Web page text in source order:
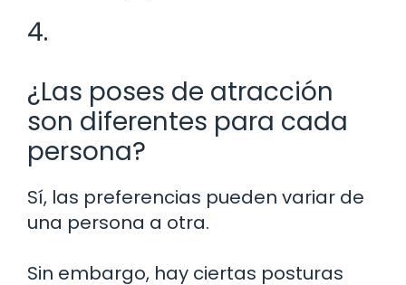
4.
¿Las poses de atracción
son diferentes para cada
persona?
Sí, las preferencias pueden variar de
una persona a otra.
Sin embargo, hay ciertas posturas